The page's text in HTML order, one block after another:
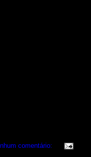
comentário: